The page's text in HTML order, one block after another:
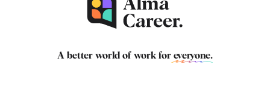
A better world of work for everyone.